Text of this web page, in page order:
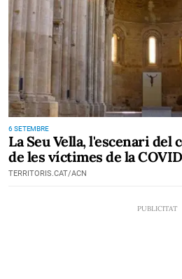
6 SETEMBRE
La Seu Vella, l'escenari del
de les víctimes de la
TERRITORIS.CAT/ACN